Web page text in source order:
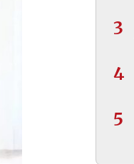
3
4
5